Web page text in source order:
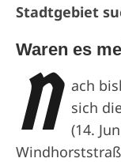
Stadtgebiet
Waren es
N
ach
sich
(14.